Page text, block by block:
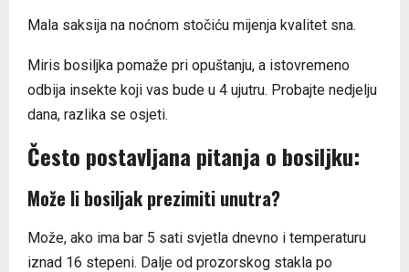
Mala saksija na noćnom stočiću mijenja kvalitet sna.
Miris bosiljka pomaže pri opuštanju, a istovremeno
odbija insekte koji vas bude u 4 ujutru. Probajte nedjelju
dana, razlika se osjeti.
Često postavljana pitanja o bosiljku:
Može li bosiljak prezimiti unutra?
Može, ako ima bar 5 sati svjetla dnevno i temperaturu
iznad 16 stepeni. Dalje od prozorskog stakla po